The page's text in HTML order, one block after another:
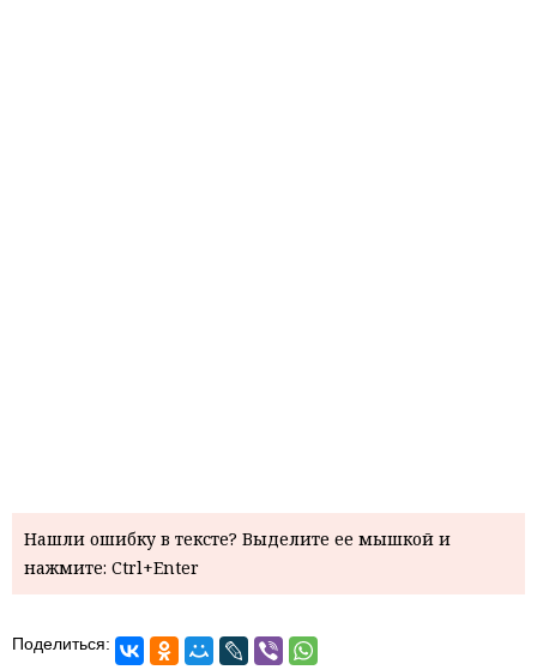
Нашли ошибку в тексте? Выделите ее мышкой и
нажмите: Ctrl+Enter
Поделиться: